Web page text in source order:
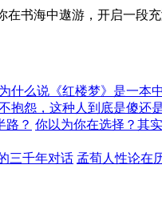
书海中遨游，开启一段
为什么说《红楼梦》是一本
抱怨，这种人到底是傻还
路？ 你以为你在选择？其
三千年对话 孟荀人性论在